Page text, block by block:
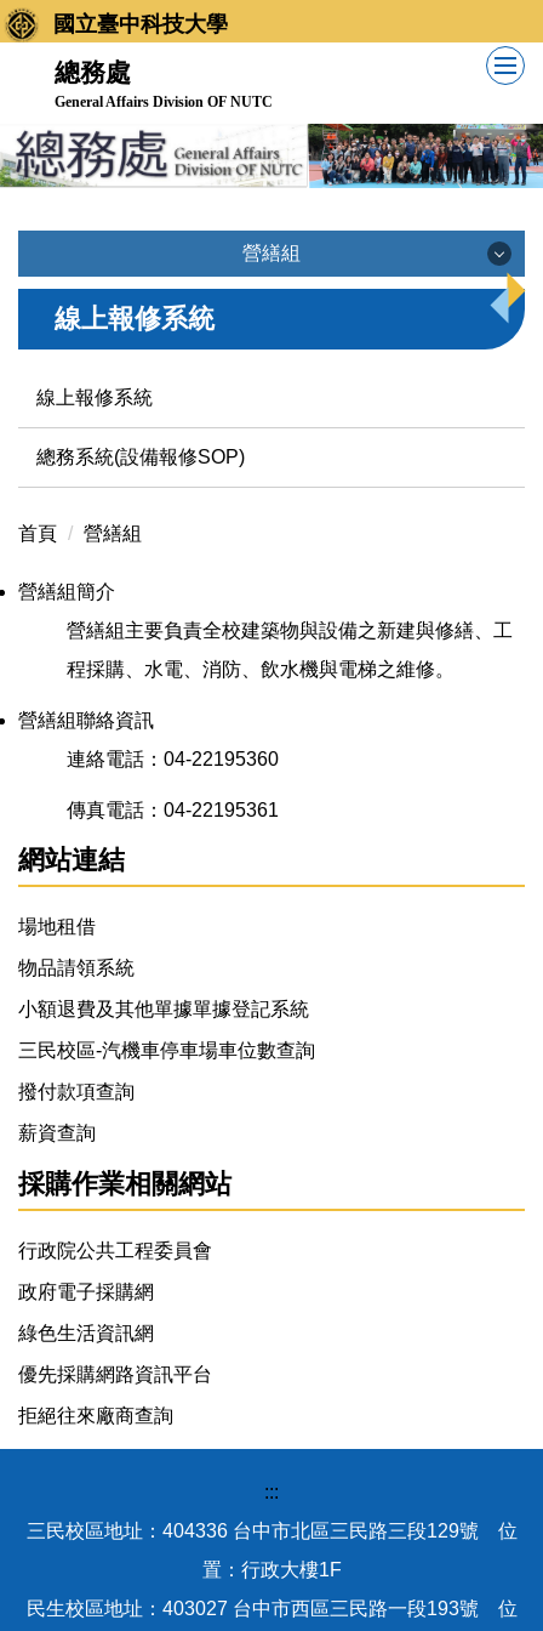
跳
到
內
容
區
國立臺中科技大學
總務處
General Affairs Division OF NUTC
營繕組
營繕組
承辦業務
標準作業流程
開口契約專區
校園工程資訊
年度維護保養
表單下載
校園飲水機位置
校園無障礙設施位置圖
線上報修系統
線上報修系統
總務系統(設備報修SOP)
首頁 營繕組
營繕組簡介
營繕組主要負責全校建築物與設備之新建與修繕、工
程採購、水電、消防、飲水機與電梯之維修。
營繕組聯絡資訊
連絡電話：04-22195360
傳真電話：04-22195361
網站連結
場地租借
物品請領系統
小額退費及其他單據單據登記系統
三民校區-汽機車停車場車位數查詢
撥付款項查詢
薪資查詢
採購作業相關網站
行政院公共工程委員會
政府電子採購網
綠色生活資訊網
優先採購網路資訊平台
拒絕往來廠商查詢
:::
三民校區地址：404336 台中市北區三民路三段129號 位
置：行政大樓1F
民生校區地址：403027 台中市西區三民路一段193號 位